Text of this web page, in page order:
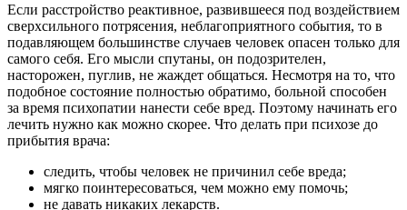
Если расстройство реактивное, развившееся под воздействием
сверхсильного потрясения, неблагоприятного события, то в
подавляющем большинстве случаев человек опасен только для
самого себя. Его мысли спутаны, он подозрителен,
насторожен, пуглив, не жаждет общаться. Несмотря на то, что
подобное состояние полностью обратимо, больной способен
за время психопатии нанести себе вред. Поэтому начинать его
лечить нужно как можно скорее. Что делать при психозе до
прибытия врача:
следить, чтобы человек не причинил себе вреда;
мягко поинтересоваться, чем можно ему помочь;
не давать никаких лекарств.